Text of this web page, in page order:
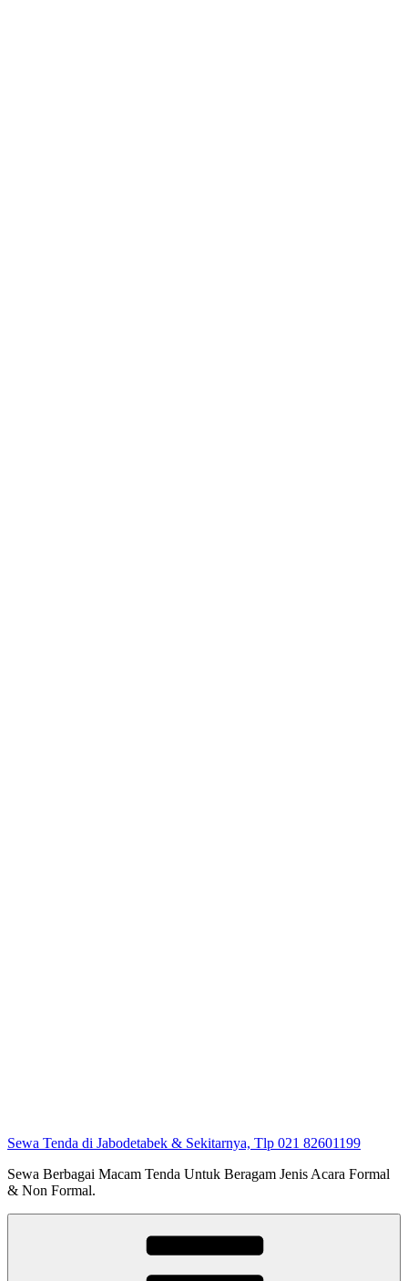
Sewa Tenda di Jabodetabek & Sekitarnya, Tlp 021 82601199
Sewa Berbagai Macam Tenda Untuk Beragam Jenis Acara Formal
& Non Formal.